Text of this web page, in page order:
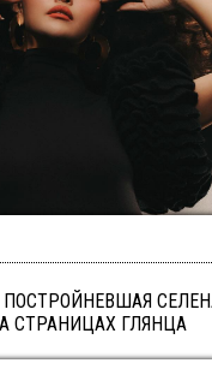
СТРАНИЦАХ ГЛЯНЦА